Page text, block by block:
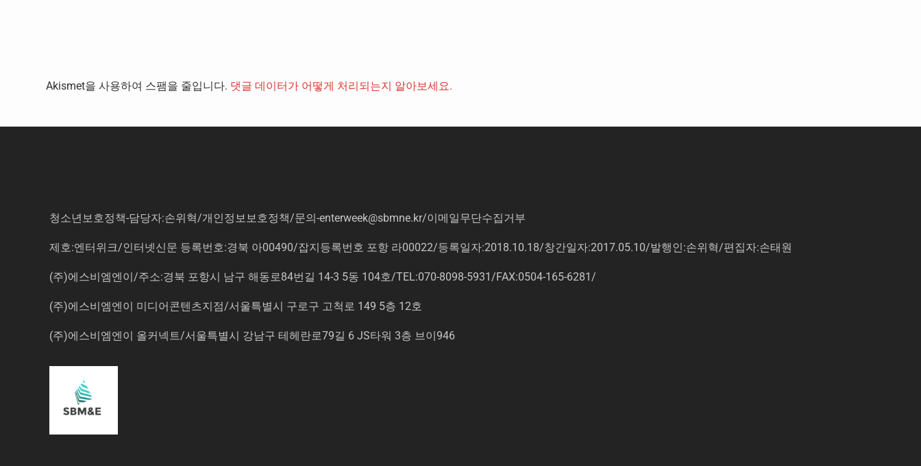
Akismet을 사용하여 스팸을 줄입니다. 댓글 데이터가 어떻게 처리되는지 알아보세요.
청소년보호정책-담당자:손위혁/개인정보보호정책/문의 -enterweek@sbmne.kr/이메일무단수집거부
제호:엔터위크/인터넷신문 등록번호:경북 아00490/잡지등록번호 포항 라00022/등록일자:2018.10.18/창간일자:2017.05.10/발행인:손위혁/편집자:손태원
(주)에스비엠엔이/주소:경북 포항시 남구 해동로84번길 14-3 5동 104호/TEL:070-8098-5931/FAX:0504-165-6281/
(주)에스비엠엔이 미디어콘텐츠지점/서울특별시 구로구 고척로 149 5층 12호
(주)에스비엠엔이 올커넥트/서울특별시 강남구 테헤란로79길 6 JS타워 3층 브이946